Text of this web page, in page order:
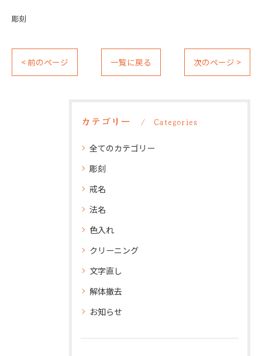
彫刻
< 前のページ 一覧に戻る 次のページ >
カテゴリー Categories
全てのカテゴリー
彫刻
戒名
法名
色入れ
クリーニング
文字直し
解体撤去
お知らせ